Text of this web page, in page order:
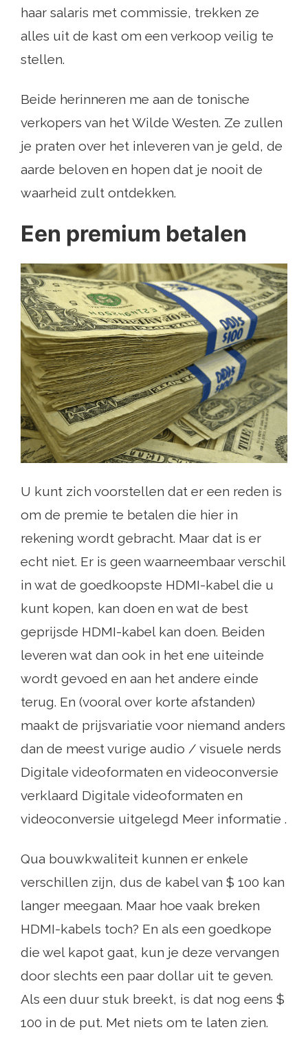
haar salaris met commissie, trekken ze
alles uit de kast om een ​​verkoop veilig te
stellen.
Beide herinneren me aan de tonische
verkopers van het Wilde Westen. Ze zullen
je praten over het inleveren van je geld, de
aarde beloven en hopen dat je nooit de
waarheid zult ontdekken.
Een premium betalen
U kunt zich voorstellen dat er een reden is
om de premie te betalen die hier in
rekening wordt gebracht. Maar dat is er
echt niet. Er is geen waarneembaar verschil
in wat de goedkoopste HDMI-kabel die u
kunt kopen, kan doen en wat de best
geprijsde HDMI-kabel kan doen. Beiden
leveren wat dan ook in het ene uiteinde
wordt gevoed en aan het andere einde
terug. En (vooral over korte afstanden)
maakt de prijsvariatie voor niemand anders
dan de meest vurige audio / visuele nerds
Digitale videoformaten en videoconversie
verklaard Digitale videoformaten en
videoconversie uitgelegd Meer informatie .
Qua bouwkwaliteit kunnen er enkele
verschillen zijn, dus de kabel van $ 100 kan
langer meegaan. Maar hoe vaak breken
HDMI-kabels toch? En als een goedkope
die wel kapot gaat, kun je deze vervangen
door slechts een paar dollar uit te geven.
Als een duur stuk breekt, is dat nog eens $
100 in de put. Met niets om te laten zien.